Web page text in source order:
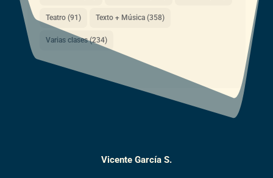
Teatro(91) Texto + Música(358)
Varias clases(234)
Vicente García S.